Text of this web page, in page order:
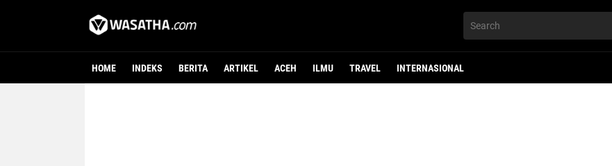
HOME INDEKS BERITA ARTIKEL ACEH ILMU TRAVEL INTERNASIONAL